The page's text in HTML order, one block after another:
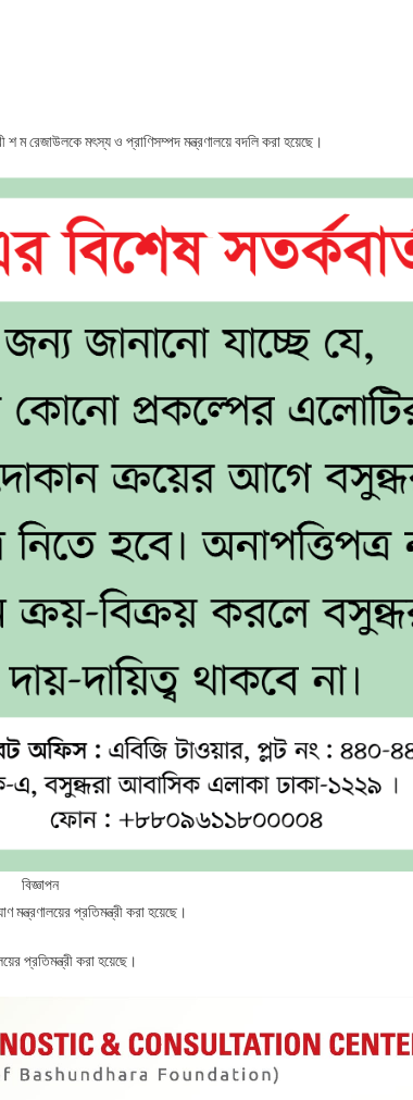
ম রেজাউলকে মৎস্য ও প্রাণিসম্পদ মন্ত্রণালয়ে বদলি করা হয়েছে।
বিজ্ঞাপন
প্রতিমন্ত্রী করা হয়েছে।
প্রতিমন্ত্রী করা হয়েছে।